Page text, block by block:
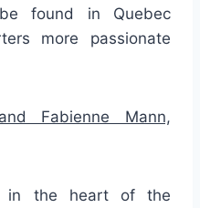
found in Quebec
more passionate
Fabienne Mann,
in the heart of the